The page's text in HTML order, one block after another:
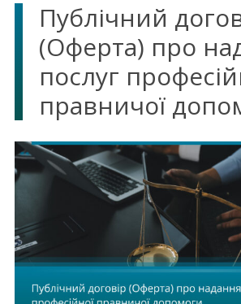
Публічний
(Оферта) про
послуг
правничої